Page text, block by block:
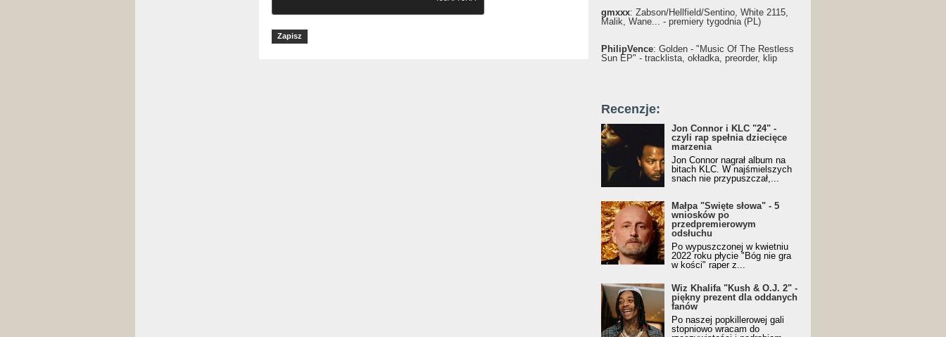
gmxxx: Żabson/Hellfield/Sentino, White 2115,
Malik, Wane... - premiery tygodnia (PL)
PhilipVence: Golden - "Music Of The Restless
Sun EP" - tracklista, okładka, preorder, klip
Recenzje:
Jon Connor i KLC "24" -
czyli rap spełnia dziecięce
marzenia
Jon Connor nagrał album na
bitach KLC. W najśmielszych
snach nie przypuszczał,...
Małpa "Święte słowa" - 5
wniosków po
przedpremierowym
odsłuchu
Po wypuszczonej w kwietniu
2022 roku płycie "Bóg nie gra
w kości" raper z...
Wiz Khalifa "Kush & O.J. 2" -
piękny prezent dla oddanych
fanów
Po naszej popkillerowej gali
stopniowo wracam do